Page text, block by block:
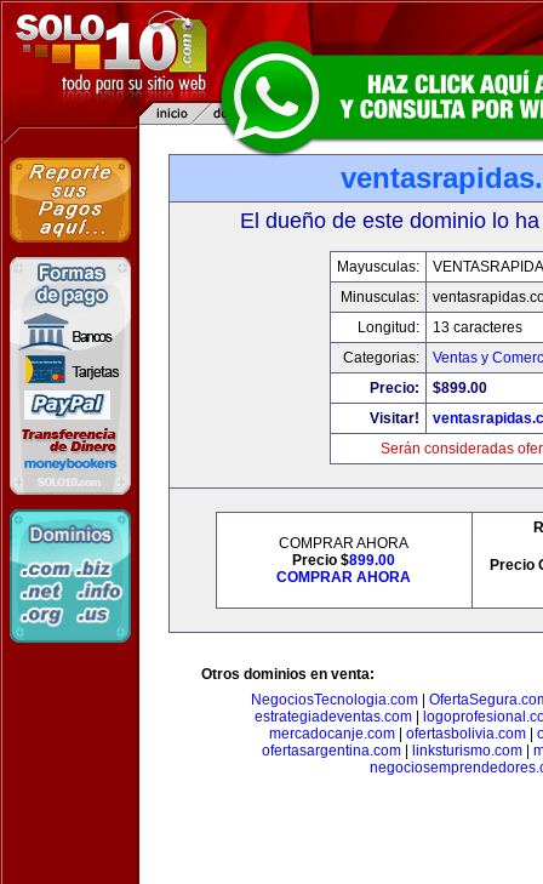
El dueño de este dominio lo
Mayusculas:
Minusculas:
Longitud:
13 caracteres
Categorias:
Ventas y
Precio:
$899.00
Visitar!
Serán consideradas
COMPRAR AHORA
Precio $899.00
COMPRAR AHORA
Precio
Otros dominios en venta:
NegociosTecnologia.com
estrategiadeventas.com|
mercadocanje.com
ofertasbolivia.com
ofertasargentina.com| linksturismo.com|